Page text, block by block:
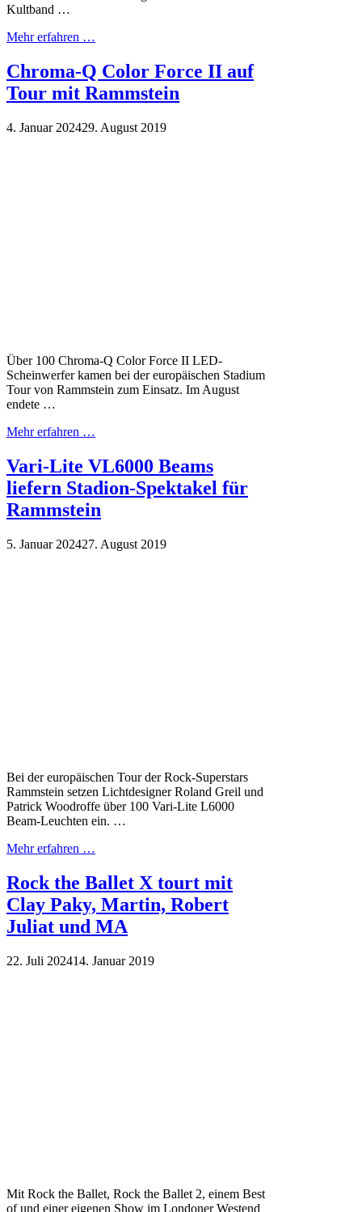
Kultband …
Mehr erfahren …
Chroma-Q Color Force II auf
Tour mit Rammstein
4. Januar 202429. August 2019
Über 100 Chroma-Q Color Force II LED-
Scheinwerfer kamen bei der europäischen Stadium
Tour von Rammstein zum Einsatz. Im August
endete …
Mehr erfahren …
Vari-Lite VL6000 Beams
liefern Stadion-Spektakel für
Rammstein
5. Januar 202427. August 2019
Bei der europäischen Tour der Rock-Superstars
Rammstein setzen Lichtdesigner Roland Greil und
Patrick Woodroffe über 100 Vari-Lite L6000
Beam-Leuchten ein. …
Mehr erfahren …
Rock the Ballet X tourt mit
Clay Paky, Martin, Robert
Juliat und MA
22. Juli 202414. Januar 2019
Mit Rock the Ballet, Rock the Ballet 2, einem Best
of und einer eigenen Show im Londoner Westend